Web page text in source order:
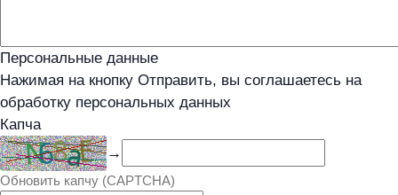
Персональные данные
Нажимая на кнопку Отправить, вы соглашаетесь на
обработку персональных данных
Капча
→
Обновить капчу (CAPTCHA)